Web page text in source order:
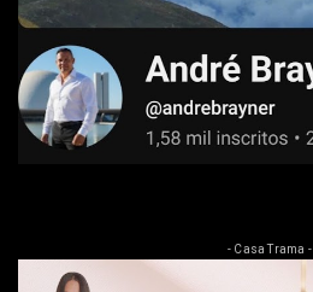
- Casa Trama -